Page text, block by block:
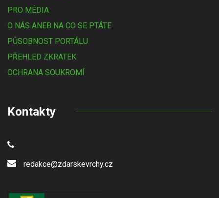
PRO MÉDIA
O NÁS ANEB NA CO SE PTÁTE
PŮSOBNOST PORTÁLU
PŘEHLED ZKRATEK
OCHRANA SOUKROMÍ
Kontakty
redakce@zdarskevrchy.cz